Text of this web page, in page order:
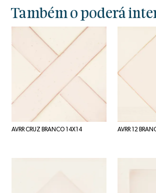
Também o poderá
AVRR CRUZ BRANCO 14X14 AVRR 12